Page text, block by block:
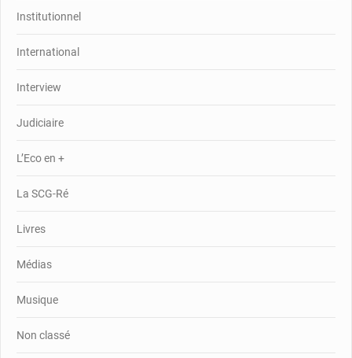
Institutionnel
International
Interview
Judiciaire
L’Eco en +
La SCG-Ré
Livres
Médias
Musique
Non classé